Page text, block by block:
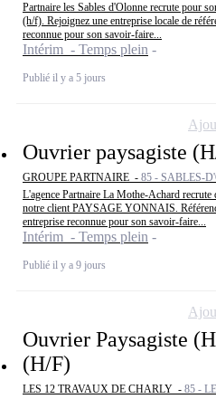
Partnaire les Sables d'Olonne recrute pour
(h/f). Rejoignez une entreprise locale de
reconnue pour son savoir-faire...
Intérim - Temps plein
Publié il y a 5 jours
Ouvrier paysagiste
GROUPE PARTNAIRE - 85 - SABLES-
L'agence Partnaire La Mothe-Achard
notre client PAYSAGE YONNAIS.
entreprise reconnue pour son savoir-faire...
Intérim - Temps plein
Publié il y a 9 jours
Ouvrier Paysagiste
(H/F)
LES 12 TRAVAUX DE CHARLY - 85 -